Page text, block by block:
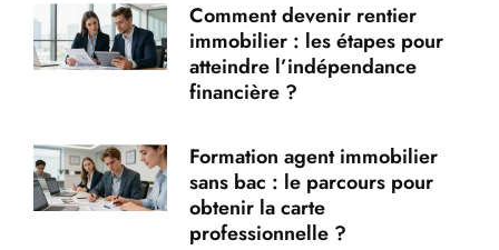
Comment devenir rentier
immobilier : les étapes pour
atteindre l’indépendance
financière ?
Formation agent immobilier
sans bac : le parcours pour
obtenir la carte
professionnelle ?